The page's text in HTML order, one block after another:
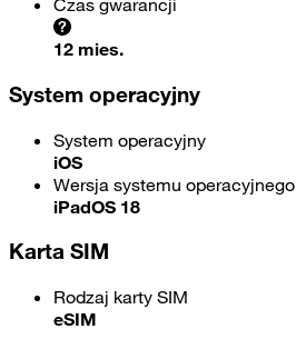
Czas gwarancji
12 mies.
System operacyjny
System operacyjny
iOS
Wersja systemu operacyjnego
iPadOS 18
Karta SIM
Rodzaj karty SIM
eSIM